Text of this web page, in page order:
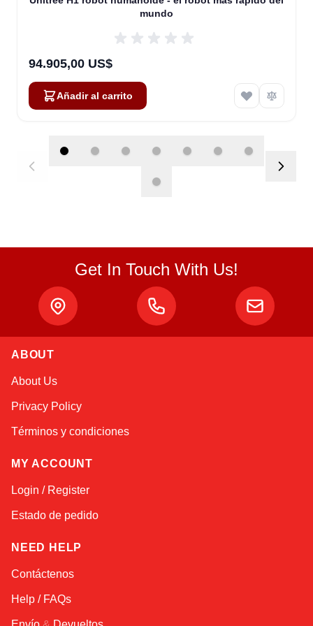
mundo
94.905,00 US$
Añadir al carrito
Get In Touch With Us!
ABOUT
About Us
Privacy Policy
Términos y condiciones
MY ACCOUNT
Login / Register
Estado de pedido
NEED HELP
Contáctenos
Help / FAQs